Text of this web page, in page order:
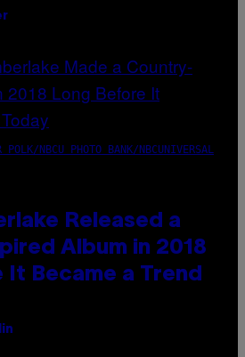
POLK/NBCU PHOTO BANK/NBCUNIVERSAL
Released a
Album in 2018
It Became a Trend